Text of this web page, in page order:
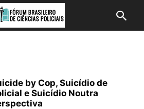
by Cop, Suicídio de
e Suicídio Noutra